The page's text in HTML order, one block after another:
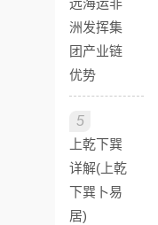
远海运非
洲发挥集
团产业链
优势
5
上乾下巽
详解(上乾
下巽卜易
居)